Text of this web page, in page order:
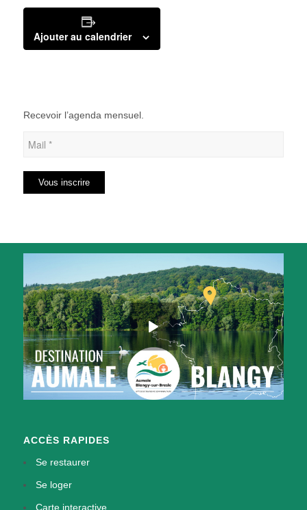
Ajouter au calendrier
Recevoir l’agenda mensuel.
ACCÈS RAPIDES
Se restaurer
Se loger
Carte interactive